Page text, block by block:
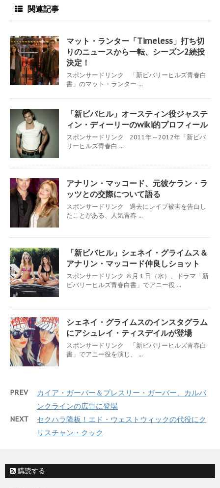
関連記事
マット・ランター「Timeless」打ち切
りのニュースから一転、シーズン2続投
決定！
スポンサードリンク 「新ビバリーヒルズ青春白
書」のマット・ランター ...
「新ビバヒル」オースティン役ジャステ
ィン・ディーリーのwiki的プロフィール
スポンサードリンク 2011年～2012年「新ビバ
リーヒルズ青春白 ...
アナリン・マッコード、元彼ケラン・ラ
ッツとの交際について語る
スポンサードリンク 過去にレイプ被害を告白し
たことがある、人気青春 ...
「新ビバヒル」シェネイ・グライムス＆
アナリン・マッコード仲良しショット
スポンサードリンク ８月１日（水）、ドラマ「新
ビバリーヒルズ青春白書」でアニー役 ...
シェネイ・グライムスのインスタグラム
にアシュレイ・ティスデイルが登場
スポンサードリンク 「新ビバリーヒルズ青春白
書」でアニー役を演じ、 ...
PREV
カイア・ガーバー＆プレスリー・ガーバー、カルバ
ンクラインの広告に登場
NEXT
セクハラ降板！エド・ウェストウィックの代役にク
リスチャン・クック
購読する